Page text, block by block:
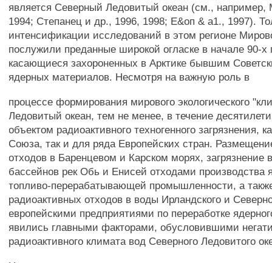
является Северный Ледовитый океан (см.,
1994; Степанец и др., 1996, 1998; Е&оп & а1., 1997).
интенсификации исследований в этом регионе
послужили преданные широкой огласке в начале 90-х
касающиеся захороненных в Арктике бывшим
ядерных материалов. Несмотря на важную роль в
процессе формирования мирового экологического
Ледовитый океан, тем не менее, в течение
объектом радиоактивного техногенного загрязнения,
Союза, так и для ряда Европейских стран.
отходов в Баренцевом и Карском морях, загрязнение
бассейнов рек Обь и Енисей отходами производства
топливо-перерабатывающей промышленности, а
радиоактивных отходов в воды Ирландского и
европейскими предприятиями по переработке
явились главными факторами, обусловившими
радиоактивного климата вод Северного Ледовитого